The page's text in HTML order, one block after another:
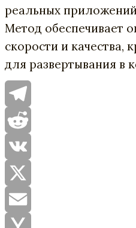
реальных
Метод обеспечивает
скорости и качества,
для развертывания в
Telegram
Reddit
VK
X
Email